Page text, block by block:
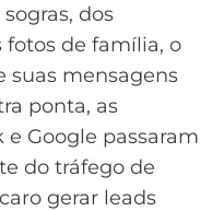
dos
fotos de família, o
suas mensagens
ponta, as
Google passaram
do tráfego de
gerar leads